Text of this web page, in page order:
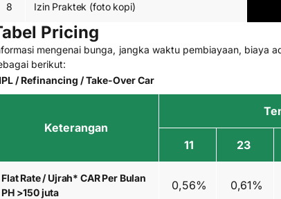
8 Izin Praktek (foto kopi)
Pricing
mengenai bunga, jangka waktu pembiayaan, biaya
berikut:
/ Refinancing / Take-Over Car
Keterangan
11 23
Flat Rate / Ujrah* CAR Per Bulan
PH >150 juta
0,56% 0,61%